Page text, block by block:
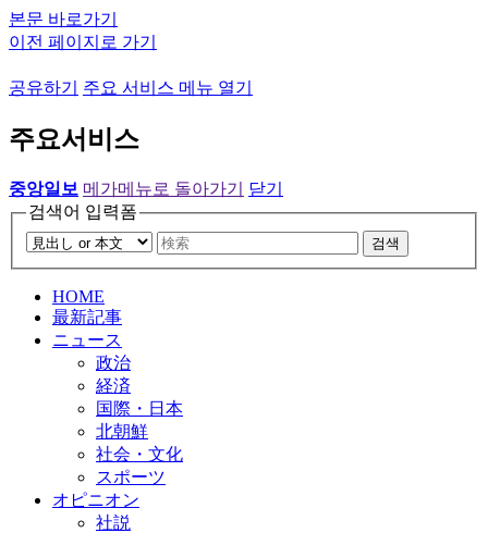
본문 바로가기
이전 페이지로 가기
공유하기 주요 서비스 메뉴 열기
주요서비스
중앙일보 메가메뉴로 돌아가기
닫기
검색어 입력폼
검색
HOME
最新記事
ニュース
政治
経済
国際・日本
北朝鮮
社会・文化
スポーツ
オピニオン
社説